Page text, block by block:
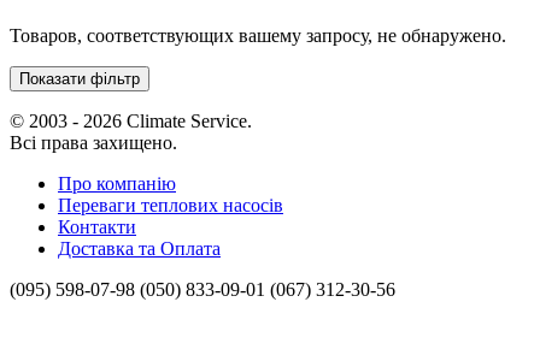
Товаров, соответствующих вашему запросу, не обнаружено.
Показати фільтр
© 2003 - 2026 Climate Service.
Всі права захищено.
Про компанію
Переваги теплових насосів
Контакти
Доставка та Оплата
(095) 598-07-98 (050) 833-09-01 (067) 312-30-56